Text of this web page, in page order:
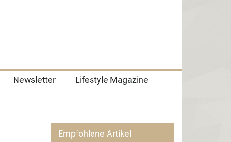
Newsletter Lifestyle Magazine
Empfohlene Artikel